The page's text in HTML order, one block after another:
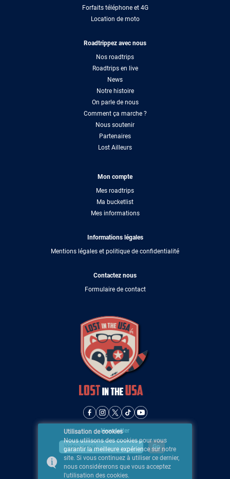
Forfaits téléphone et 4G
Location de moto
Roadtrippez avec nous
Nos roadtrips
Roadtrips en live
News
Notre histoire
On parle de nous
Comment ça marche ?
Nous soutenir
Partenaires
Lost Ailleurs
Mon compte
Mes roadtrips
Ma bucketlist
Mes informations
Informations légales
Mentions légales et politique de confidentialité
Contactez nous
Formulaire de contact
Newsletter
Utilisation de cookies
Nous utilisons des cookies pour vous
garantir la meilleure expérience sur notre
site. Si vous continuez à utiliser ce dernier,
nous considérerons que vous acceptez
l'utilisation des cookies.